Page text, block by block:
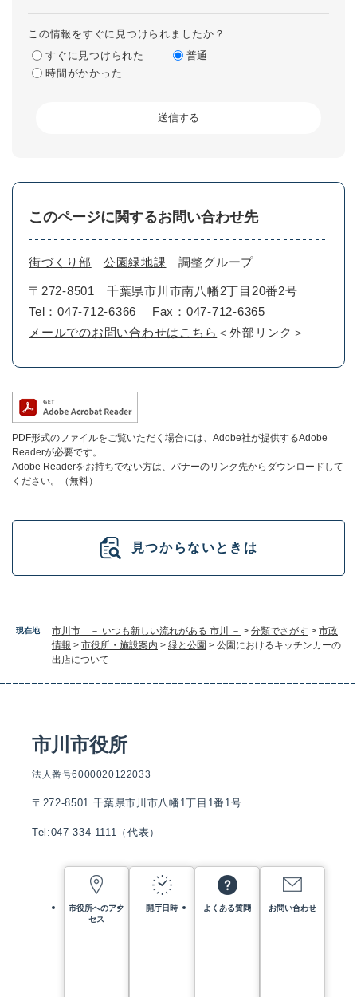
現在地 市川市 － いつも新しい流れがある 市川 － > 分類でさがす > 市政
情報 > 市役所・施設案内 > 緑と公園 > 公園におけるキッチンカーの
出店について
この情報をすぐに見つけられましたか？
すぐに見つけられた
普通
時間がかかった
このページに関するお問い合わせ先
街づくり部 公園緑地課 調整グループ
〒272-8501
千葉県市川市南八幡2丁目20番2号
Tel：047-712-6366
Fax：047-712-6365
メールでのお問い合わせはこちら ＜外部リンク＞
PDF形式のファイルをご覧いただく場合には、Adobe社が提供するAdobe
Readerが必要です。
Adobe Readerをお持ちでない方は、バナーのリンク先からダウンロードして
ください。（無料）
見つからないときは
市川市役所
法人番号6000020122033
〒272-8501 千葉県市川市八幡1丁目1番1号
Tel:047-334-1111（代表）
市役所へのアク
セス
開庁日時 よくある質問 お問い合わせ